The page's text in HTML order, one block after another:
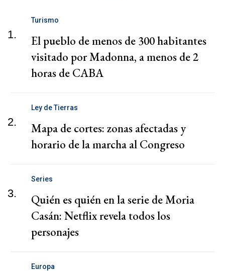
1.
Turismo
El pueblo de menos de 300 habitantes
visitado por Madonna, a menos de 2
horas de CABA
2.
Ley de Tierras
Mapa de cortes: zonas afectadas y
horario de la marcha al Congreso
3.
Series
Quién es quién en la serie de Moria
Casán: Netflix revela todos los
personajes
Europa